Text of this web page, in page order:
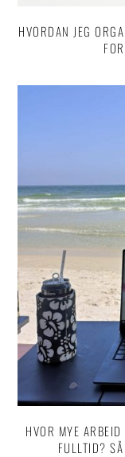
HVORDAN JEG
HVOR MYE
FULLTID?